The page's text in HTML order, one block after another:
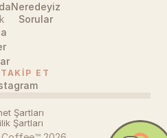
Neredeyiz
Sorular
ET
Şartları
Şartları